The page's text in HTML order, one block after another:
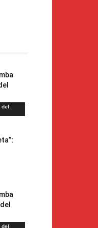
del
del